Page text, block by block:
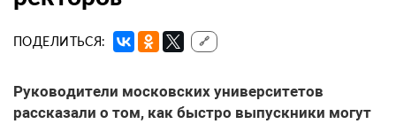
ПОДЕЛИТЬСЯ: 🔗
Руководители московских университетов
рассказали о том, как быстро выпускники могут